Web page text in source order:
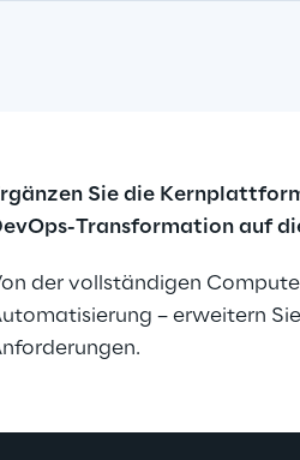
Sie die
Transformation auf
der vollständigen
– erweitern